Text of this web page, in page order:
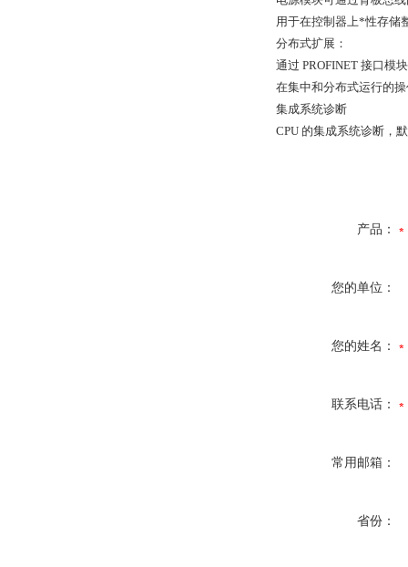
用于在控制器上*性存储
分布式扩展：
通过 PROFINET 接口模
在集中和分布式运行的
集成系统诊断
CPU 的集成系统诊断，
产品：
您的单位：
您的姓名：
联系电话：
常用邮箱：
省份：